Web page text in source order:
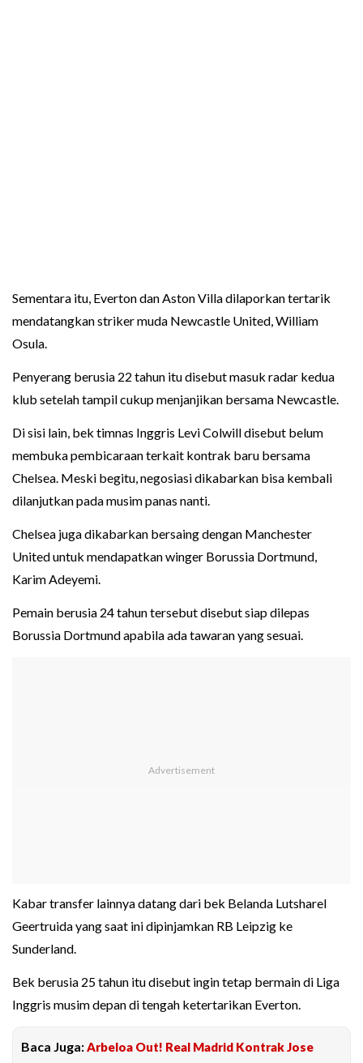
Sementara itu, Everton dan Aston Villa dilaporkan tertarik
mendatangkan striker muda Newcastle United, William
Osula.
Penyerang berusia 22 tahun itu disebut masuk radar kedua
klub setelah tampil cukup menjanjikan bersama Newcastle.
Di sisi lain, bek timnas Inggris Levi Colwill disebut belum
membuka pembicaraan terkait kontrak baru bersama
Chelsea. Meski begitu, negosiasi dikabarkan bisa kembali
dilanjutkan pada musim panas nanti.
Chelsea juga dikabarkan bersaing dengan Manchester
United untuk mendapatkan winger Borussia Dortmund,
Karim Adeyemi.
Pemain berusia 24 tahun tersebut disebut siap dilepas
Borussia Dortmund apabila ada tawaran yang sesuai.
Kabar transfer lainnya datang dari bek Belanda Lutsharel
Geertruida yang saat ini dipinjamkan RB Leipzig ke
Sunderland.
Bek berusia 25 tahun itu disebut ingin tetap bermain di Liga
Inggris musim depan di tengah ketertarikan Everton.
Baca Juga:Arbeloa Out! Real Madrid Kontrak Jose